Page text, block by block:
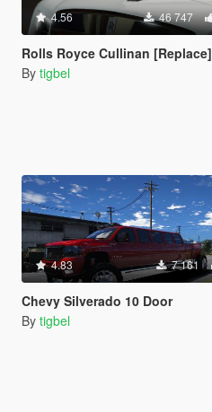
4.56 46 747
Rolls Royce Cullinan [Replace]
By tigbel
4.83 7 161
Chevy Silverado 10 Door
By tigbel